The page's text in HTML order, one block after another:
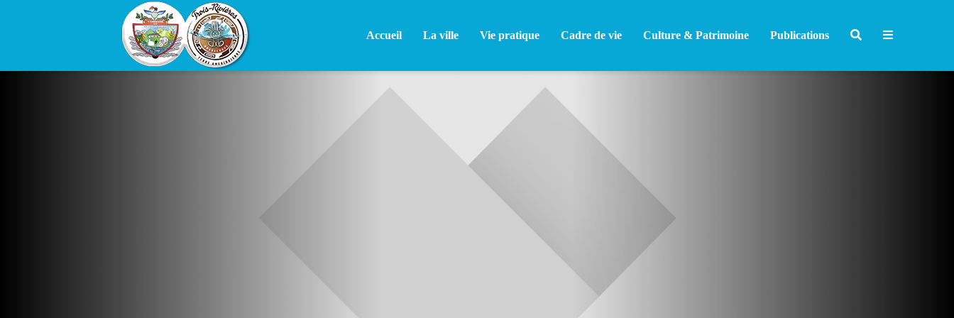
Accueil La ville Vie pratique Cadre de vie Culture & Patrimoine Publications